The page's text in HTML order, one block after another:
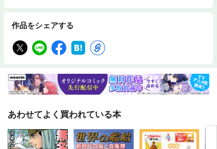
作品をシェアする
あわせてよく買われている本